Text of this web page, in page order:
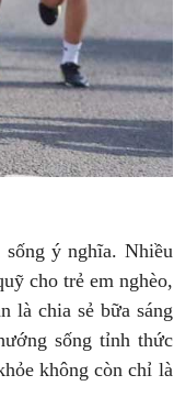
ý nghĩa. Nhiều
cho trẻ em nghèo,
là chia sẻ bữa sáng
sống tỉnh thức
không còn chỉ là